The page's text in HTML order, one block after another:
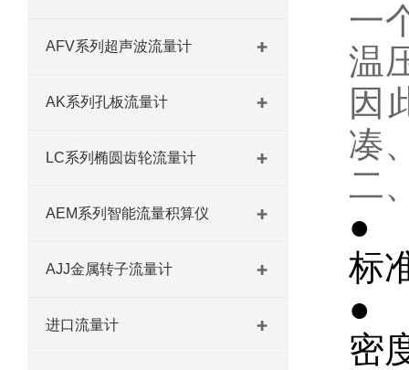
AFV系列超声波流量计
AK系列孔板流量计
LC系列椭圆齿轮流量计
AEM系列智能流量积算仪
AJJ金属转子流量计
进口流量计
一
温
因
凑
二
●
标
●
密